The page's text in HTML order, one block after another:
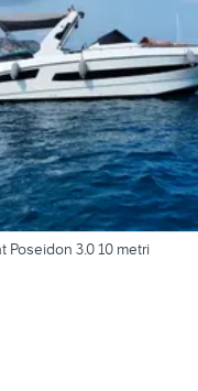
Poseidon 3.0 10 metri